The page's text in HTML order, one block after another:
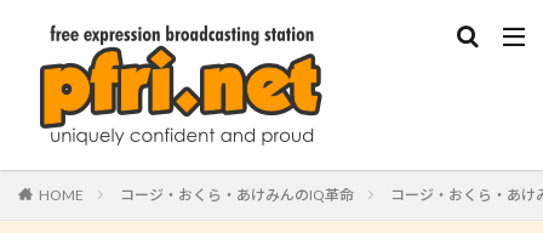
HOME コージ・おくら・あけみんのIQ革命 コージ・おくら・あけ